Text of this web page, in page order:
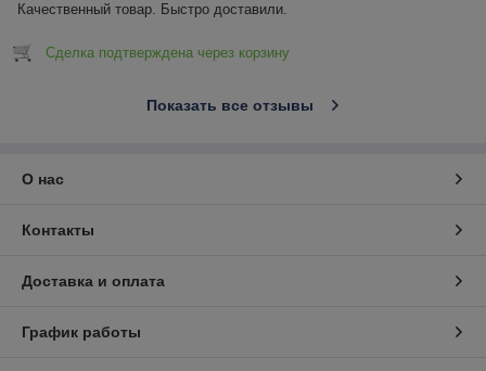
Качественный товар. Быстро доставили.
Сделка подтверждена через корзину
Показать все отзывы
О нас
Контакты
Доставка и оплата
График работы